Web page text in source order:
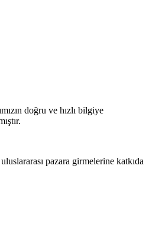
doğru ve hızlı bilgiye
pazara girmelerine katkıda